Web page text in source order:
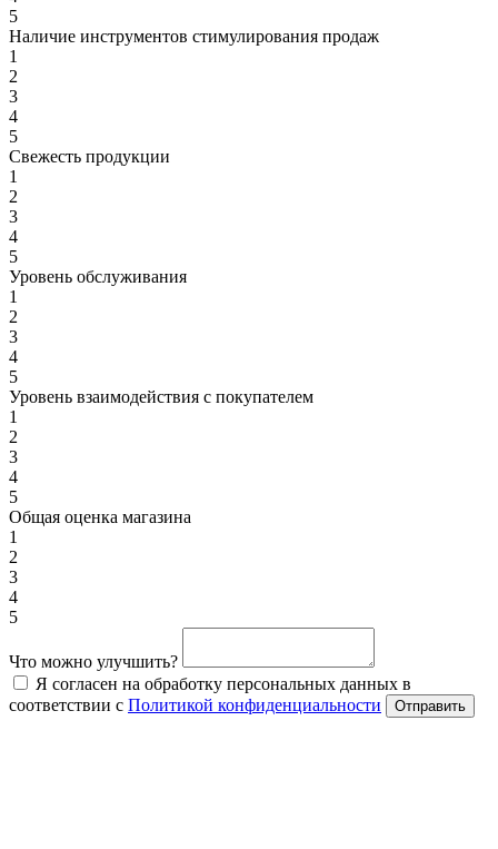
5
Наличие инструментов стимулирования продаж
1
2
3
4
5
Свежесть продукции
1
2
3
4
5
Уровень обслуживания
1
2
3
4
5
Уровень взаимодействия с покупателем
1
2
3
4
5
Общая оценка магазина
1
2
3
4
5
Что можно улучшить?
Я согласен на обработку персональных данных в
соответствии с Политикой конфиденциальности Отправить